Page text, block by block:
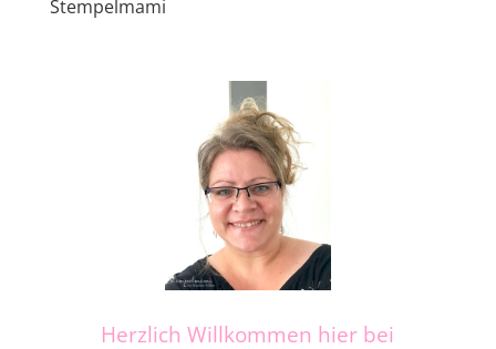
Stempelmami
Herzlich Willkommen hier bei